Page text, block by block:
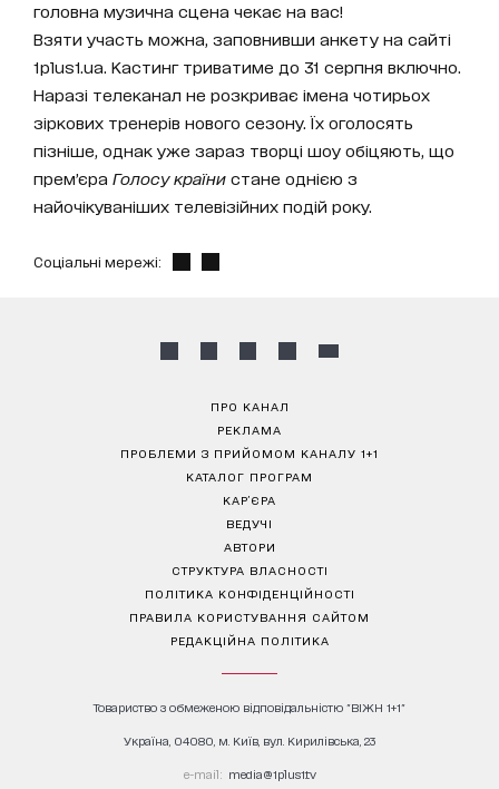
головна музична сцена чекає на вас!
Взяти участь можна, заповнивши анкету на сайті
1plus1.ua. Кастинг триватиме до 31 серпня включно.
Наразі телеканал не розкриває імена чотирьох
зіркових тренерів нового сезону. Їх оголосять
пізніше, однак уже зараз творці шоу обіцяють, що
прем’єра Голосу країни стане однією з
найочікуваніших телевізійних подій року.
Соціальні мережі:
ПРО КАНАЛ
РЕКЛАМА
ПРОБЛЕМИ З ПРИЙОМОМ КАНАЛУ 1+1
КАТАЛОГ ПРОГРАМ
КАР’ЄРА
ВЕДУЧІ
АВТОРИ
СТРУКТУРА ВЛАСНОСТІ
ПОЛІТИКА КОНФІДЕНЦІЙНОСТІ
ПРАВИЛА КОРИСТУВАННЯ САЙТОМ
РЕДАКЦІЙНА ПОЛІТИКА
Товариство з обмеженою відповідальністю "ВІЖН 1+1"
Україна, 04080, м. Київ, вул. Кирилівська, 23
е-mail: media@1plus1.tv